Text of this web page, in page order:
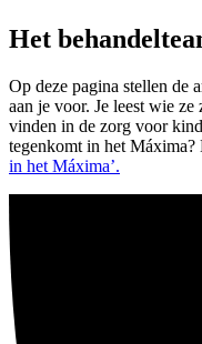
Het
Op deze pagina stellen de
aan je voor. Je leest wie
vinden in de zorg voor
tegenkomt in het Máxima?
in het Máxima’.